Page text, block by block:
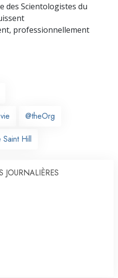
des Scientologistes du
professionnellement
@theOrg
Hill
JOURNALIÈRES